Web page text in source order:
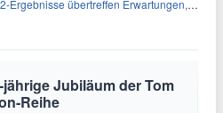
übertreffen Erwartungen, doch Aktien fallen: Ein tieferer Blick
Jubiläum der Tom
Reihe